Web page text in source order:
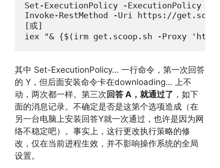
Set-ExecutionPolicy -ExecutionPolicy
Invoke-RestMethod -Uri https://
[或]
iex "& {$(irm get.scoop.sh -Proxy
其中 Set-ExecutionPolicy… 一行命令，第一次回答
的 Y，但后面安装命令卡在downloading… 上不
动，两次都一样。第三次回答 A，就通过了 ，如下
面的消息记录。不确定是否是这第个选项造成（在
另一台电脑上安装回答Y就一次通过，也许是因为网
络不稳定吧）。事实上，这行更改执行策略的修
改，仅在当前进程生效，并不影响操作系统的全局
设置。